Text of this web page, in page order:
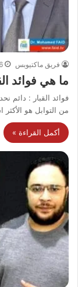
فريق ماكتيوبس
ما هي فوائد
فوائد القبار : دائم
من التوابل هو الأكثر
أكمل القراءة »